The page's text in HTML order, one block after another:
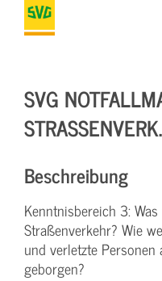
SVG
Beschreibung
Kenntnisbereich 3:
Straßenverkehr? Wie
und verletzte Personen
geborgen?